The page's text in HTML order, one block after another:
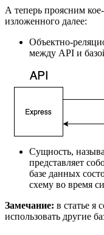
А теперь проясним
изложенного далее:
Объектно-
между API и
Сущность,
представляет
базе данных
схему во время
Замечание: в статье я
использовать другие